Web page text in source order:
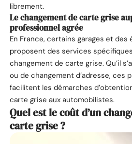
librement.
Le changement de carte grise
professionnel agrée
En France, certains garages et
proposent des services
changement de carte grise. Qu’il
ou de changement d’adresse, ces
facilitent les démarches
carte grise aux automobilistes.
Quel est le coût d’un
carte grise ?